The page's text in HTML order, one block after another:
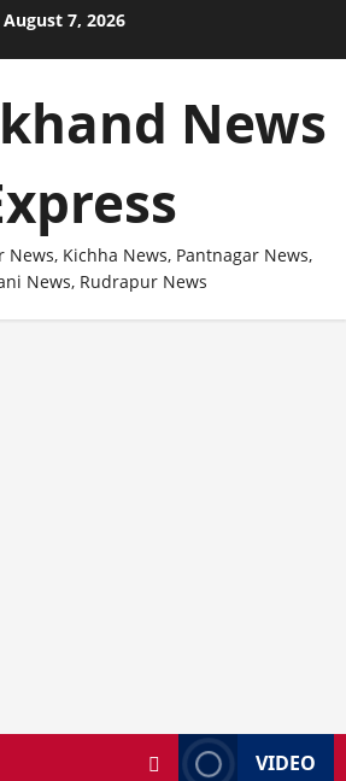
August 7, 2026
News
News, Kichha News, Pantnagar News,
News, Rudrapur News
VIDEO